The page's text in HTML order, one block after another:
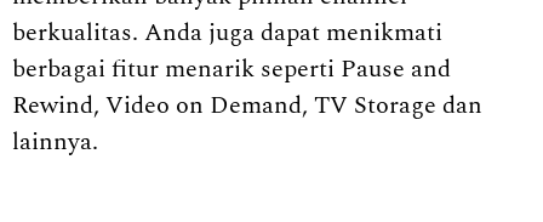
berkualitas. Anda juga dapat menikmati
berbagai fitur menarik seperti Pause and
Rewind, Video on Demand, TV Storage dan
lainnya.